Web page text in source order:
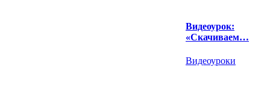
Видеоурок:
«Скачиваем…
Видеоуроки